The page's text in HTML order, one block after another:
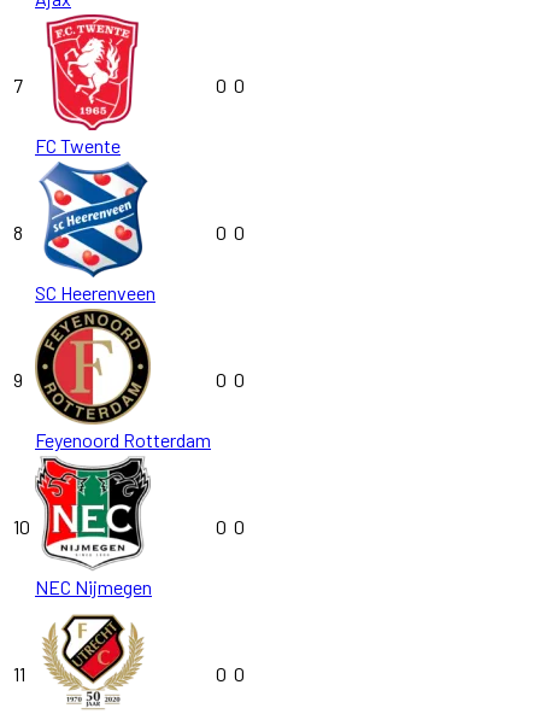
7
FC Twente
0 0
8
SC Heerenveen
0 0
9
Feyenoord Rotterdam
0 0
10
NEC Nijmegen
0 0
11 0 0